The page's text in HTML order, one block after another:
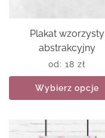
Plakat wzorzysty
abstrakcyjny
od: 18 zł
Wybierz opcje